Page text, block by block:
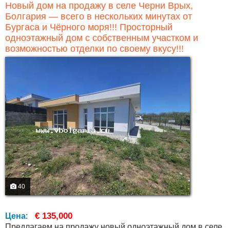
Новый дом на продажу в селе Черни Врых,
Болгария — всего в нескольких минутах от
Бургаса и Чёрного моря!!! Просторный
одноэтажный дом с собственным участком и
возможностью отделки по своему вкусу!!!
40
Цена: € 135,000